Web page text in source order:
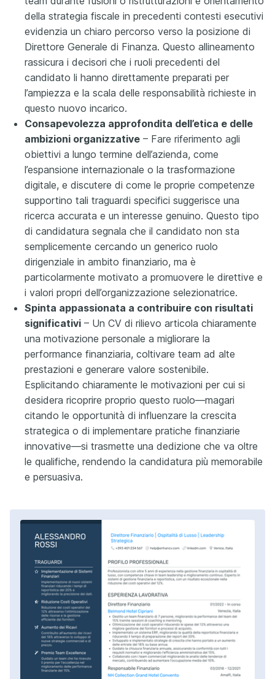
della strategia fiscale in precedenti contesti esecutivi
evidenzia un chiaro percorso verso la posizione di
Direttore Generale di Finanza. Questo allineamento
rassicura i decisori che i ruoli precedenti del
candidato li hanno direttamente preparati per
l’ampiezza e la scala delle responsabilità richieste in
questo nuovo incarico.
Consapevolezza approfondita dell’etica e delle
ambizioni organizzative – Fare riferimento agli
obiettivi a lungo termine dell’azienda, come
l’espansione internazionale o la trasformazione
digitale, e discutere di come le proprie competenze
supportino tali traguardi specifici suggerisce una
ricerca accurata e un interesse genuino. Questo tipo
di candidatura segnala che il candidato non sta
semplicemente cercando un generico ruolo
dirigenziale in ambito finanziario, ma è
particolarmente motivato a promuovere le direttive e
i valori propri dell’organizzazione selezionatrice.
Spinta appassionata a contribuire con risultati
significativi – Un CV di rilievo articola chiaramente
una motivazione personale a migliorare la
performance finanziaria, coltivare team ad alte
prestazioni e generare valore sostenibile.
Esplicitando chiaramente le motivazioni per cui si
desidera ricoprire proprio questo ruolo—magari
citando le opportunità di influenzare la crescita
strategica o di implementare pratiche finanziarie
innovative—si trasmette una dedizione che va oltre
le qualifiche, rendendo la candidatura più memorabile
e persuasiva.